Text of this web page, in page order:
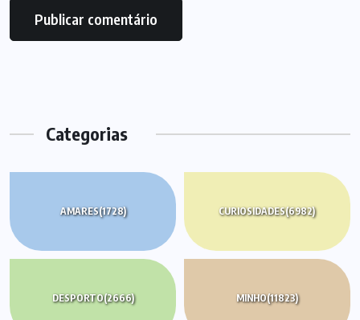
Categorias
AMARES(1728) CURIOSIDADES(6982)
DESPORTO(2666) MINHO(11823)